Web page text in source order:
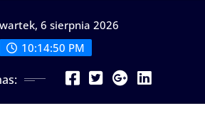
6 sierpnia 2026
10:14:51 PM